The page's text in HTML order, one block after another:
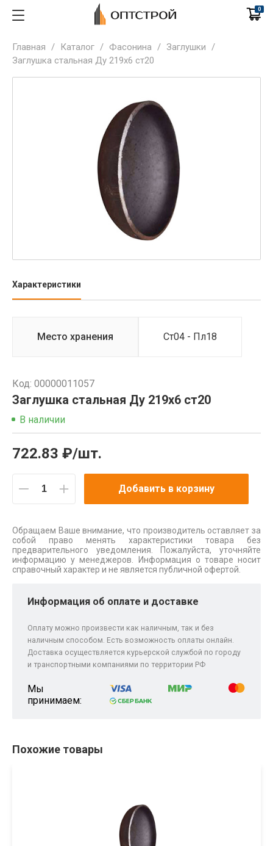
0
Главная / Каталог / Фасонина / Заглушки /
Заглушка стальная Ду 219х6 ст20
Характеристики
Место хранения Ст04 - Пл18
Код: 00000011057
Заглушка стальная Ду 219х6 ст20
В наличии
722.83 ₽/шт.
Добавить в корзину
Обращаем Ваше внимание, что производитель оставляет за
собой право менять характеристики товара без
предварительного уведомления. Пожалуйста, уточняйте
информацию у менеджеров. Информация о товаре носит
справочный характер и не является публичной офертой.
Информация об оплате и доставке
Оплату можно произвести как наличным, так и без
наличным способом. Есть возможность оплаты онлайн.
Доставка осуществляется курьерской службой по городу
и транспортными компаниями по территории РФ
Мы
принимаем:
Похожие товары